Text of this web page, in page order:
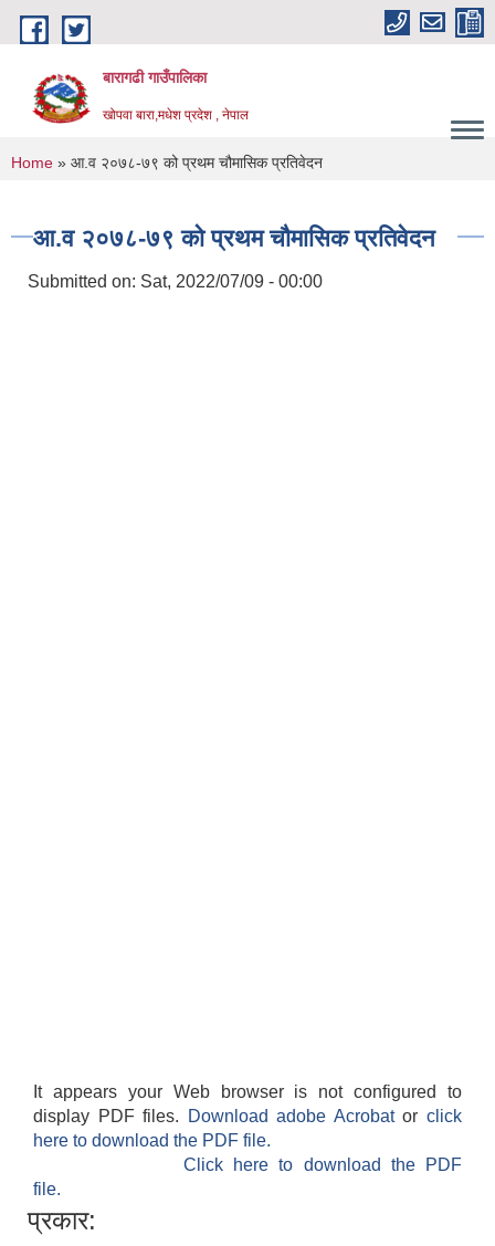
Skip to main content
बारागढी गाउँपालिका
खोपवा बारा,मधेश प्रदेश , नेपाल
You are here
Home » आ.व २०७८-७९ को प्रथम चौमासिक प्रतिवेदन
आ.व २०७८-७९ को प्रथम चौमासिक प्रतिवेदन
Submitted on: Sat, 2022/07/09 - 00:00
It appears your Web browser is not configured to
display PDF files.
Download adobe Acrobatorclick
here to download the PDF file.
Click here to download the PDF
file.
प्रकार: